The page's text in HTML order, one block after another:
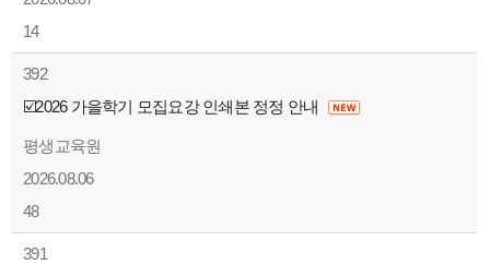
14
392
☑️2026 가을학기 모집요강 인쇄본 정정 안내
평생교육원
2026.08.06
48
391